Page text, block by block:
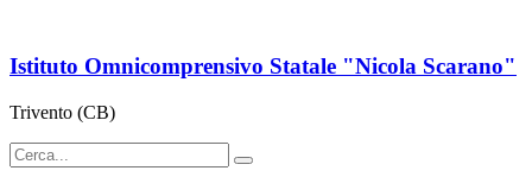
Istituto Omnicomprensivo Statale "Nicola Scarano"
Trivento (CB)